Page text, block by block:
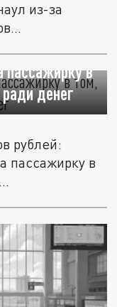
из-за
пассажирку в
денег
рублей:
пассажирку в